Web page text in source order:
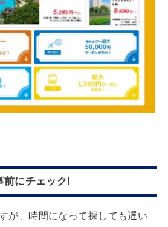
前にチェック!
が、時間になって探しても遅い